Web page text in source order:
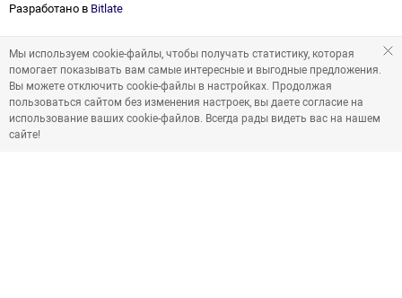
Разработано в Bitlate
Мы используем cookie-файлы, чтобы получать статистику, которая
помогает показывать вам самые интересные и выгодные предложения.
Вы можете отключить cookie-файлы в настройках. Продолжая
пользоваться сайтом без изменения настроек, вы даете согласие на
использование ваших cookie-файлов. Всегда рады видеть вас на нашем
сайте!